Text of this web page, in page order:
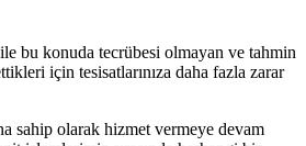
bu konuda tecrübesi olmayan ve tahmin
için tesisatlarınıza daha fazla zarar
sahip olarak hizmet vermeye devam